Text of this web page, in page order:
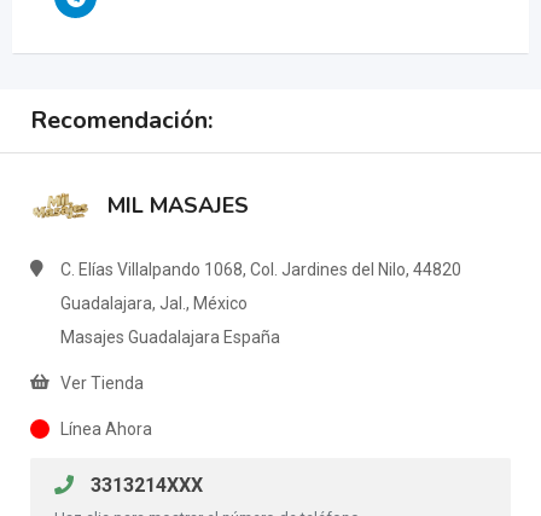
Recomendación:
MIL MASAJES
C. Elías Villalpando 1068, Col. Jardines del Nilo, 44820
Guadalajara, Jal., México
Masajes Guadalajara España
Ver Tienda
Línea Ahora
3313214XXX